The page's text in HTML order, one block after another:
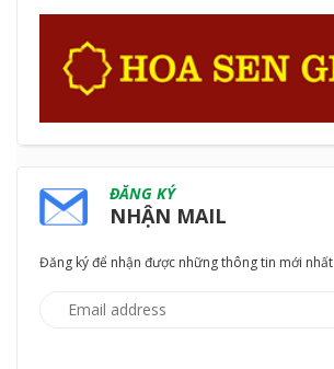
ĐĂNG KÝ
NHẬN MAIL
Đăng ký để nhận được những thông tin mới nhất